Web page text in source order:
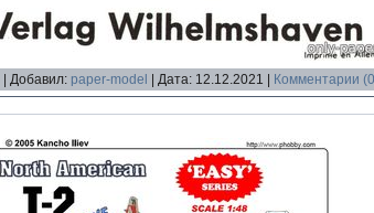
Добавил: paper-model Дата: 12.12.2021 Комментарии